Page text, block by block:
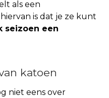
als een
is dat je ze kunt
seizoen een
katoen
niet eens over